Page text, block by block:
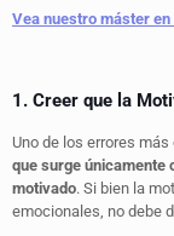
Vea nuestro máster
1. Creer que la
Uno de los errores
que surge únicamente
motivado. Si bien la
emocionales, no debe